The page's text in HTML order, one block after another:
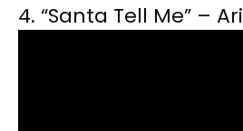
4. “Santa Tell Me” –